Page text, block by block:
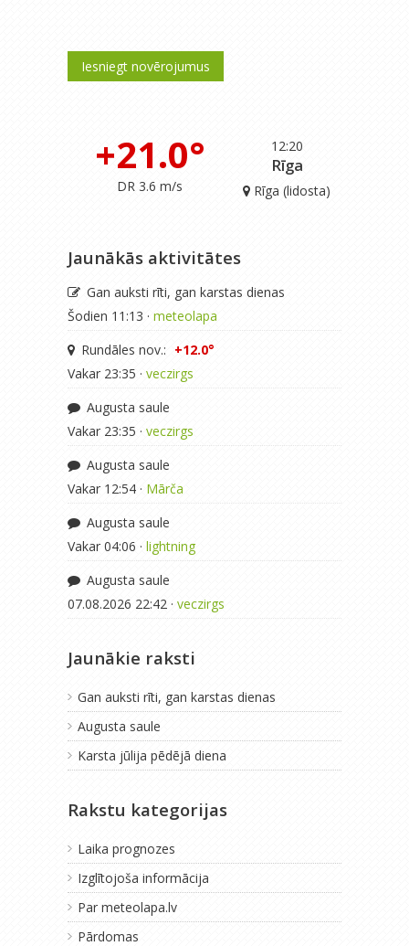
Iesniegt novērojumus
12:20
+21.0°
DR 3.6 m/s
Rīga
Rīga (lidosta)
Jaunākās aktivitātes
Gan auksti rīti, gan karstas dienas
Šodien 11:13 · meteolapa
Rundāles nov.: +12.0°
Vakar 23:35 · veczirgs
Augusta saule
Vakar 23:35 · veczirgs
Augusta saule
Vakar 12:54 · Mārča
Augusta saule
Vakar 04:06 · lightning
Augusta saule
07.08.2026 22:42 · veczirgs
Jaunākie raksti
Gan auksti rīti, gan karstas dienas
Augusta saule
Karsta jūlija pēdējā diena
Rakstu kategorijas
Laika prognozes
Izglītojoša informācija
Par meteolapa.lv
Pārdomas